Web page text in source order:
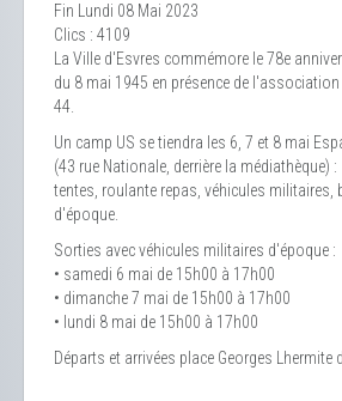
Fin Lundi 08 Mai 2023
Clics : 4109
La Ville d'Esvres commémore le 78e
du 8 mai 1945 en présence de
44.
Un camp US se tiendra les 6, 7 et 8 mai
(43 rue Nationale, derrière la médiathèque) :
tentes, roulante repas, véhicules militaires,
d'époque.
Sorties avec véhicules militaires d'époque :
• samedi 6 mai de 15h00 à 17h00
• dimanche 7 mai de 15h00 à 17h00
• lundi 8 mai de 15h00 à 17h00
Départs et arrivées place Georges Lhermite